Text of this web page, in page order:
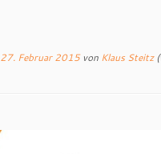
27. Februar 2015 von Klaus Steitz